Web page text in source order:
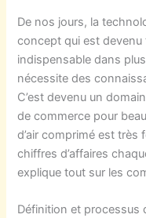
De nos jours, la
concept qui est devenu
indispensable dans
nécessite des
C’est devenu un
de commerce pour
d’air comprimé est très
chiffres d’affaires
explique tout sur les
Définition et processus